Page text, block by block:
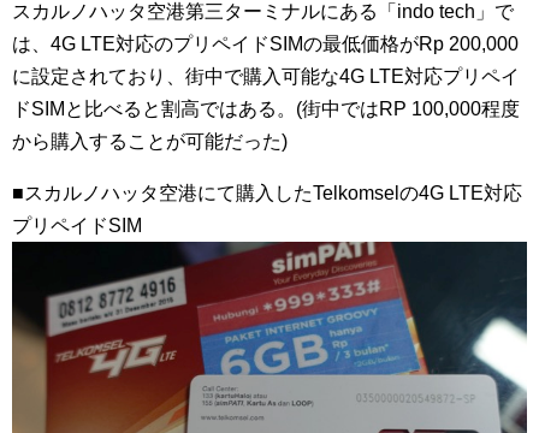
スカルノハッタ空港第三ターミナルにある「indo tech」で
は、4G LTE対応のプリペイドSIMの最低価格がRp 200,000
に設定されており、街中で購入可能な4G LTE対応プリペイ
ドSIMと比べると割高ではある。(街中ではRP 100,000程度
から購入することが可能だった)
■スカルノハッタ空港にて購入したTelkomselの4G LTE対応
プリペイドSIM